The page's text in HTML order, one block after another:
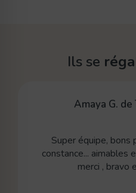
Ils se
Amaya G.
Super équipe, bons
constance... aimables
merci , bravo